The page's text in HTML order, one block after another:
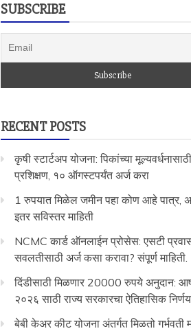
SUBSCRIBE
RECENT POSTS
कृषी स्टार्टअप योजना: पिकांच्या
प्रशिक्षण, १० ऑगस्टपर्यंत अर्ज करा
1 रुपयात मिळेल जमीन पहा कोण आहे पात्र,
इतर सविस्तर माहिती
NCMC कार्ड ऑनलाईन प्रोसेस: एसटी
सवलतीसाठी अर्ज कसा करावा? संपूर्ण माहिती.
दिंडीसाठी मिळणार 20000 रुपये अनुदान:
२०२६ साठी राज्य सरकारचा ऐतिहासिक निर्णय
बेबी केअर कीट योजना अंतर्गत मिळतो गर्भवती